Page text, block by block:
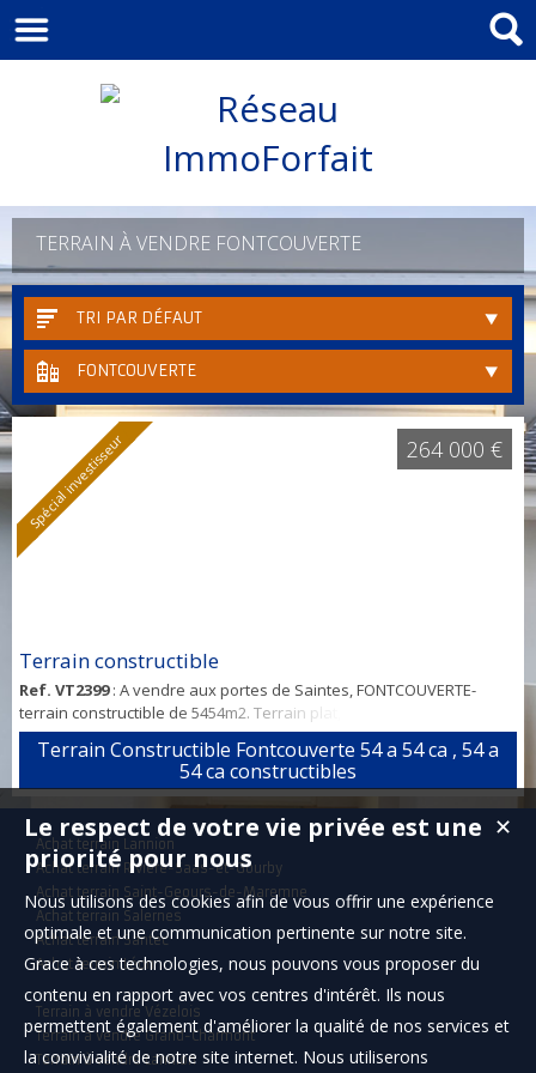
TERRAIN À VENDRE FONTCOUVERTE
TRI PAR DÉFAUT
FONTCOUVERTE
Spécial investisseur
Terrain constructible
Ref. VT2399: A vendre aux portes de Saintes, FONTCOUVERTE-
terrain constructible de 5454m2. Terrain plat, offrant de belles
possibilités d'aménagement, avec la possibilité de le diviser selon
vos projets. Opportunité idéale pour investisseurs, également pour
particuliers avec la proximité des écoles.
Terrain Constructible Fontcouverte 54 a 54 ca , 54 a
54 ca constructibles
264 000 €
Achat terrain Lannion
Achat terrain Rivière-Saas-et-Gourby
Achat terrain Saint-Geours-de-Maremne
Achat terrain Salernes
Achat terrain Santec
Achat terrain Léon
Terrain à vendre Vézelois
Terrain à vendre Grand-Charmont
Terrain à vendre Lannion
✕
Le respect de votre vie privée est une
priorité pour nous
Nous utilisons des cookies afin de vous offrir une expérience
optimale et une communication pertinente sur notre site.
Grace à ces technologies, nous pouvons vous proposer du
contenu en rapport avec vos centres d'intérêt. Ils nous
permettent également d'améliorer la qualité de nos services et
la convivialité de notre site internet. Nous utiliserons